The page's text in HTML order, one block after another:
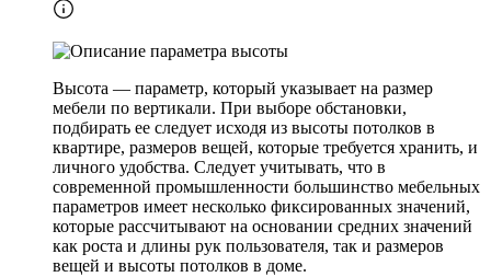
Высота — параметр, который указывает на размер
мебели по вертикали. При выборе обстановки,
подбирать ее следует исходя из высоты потолков в
квартире, размеров вещей, которые требуется хранить, и
личного удобства. Следует учитывать, что в
современной промышленности большинство мебельных
параметров имеет несколько фиксированных значений,
которые рассчитывают на основании средних значений
как роста и длины рук пользователя, так и размеров
вещей и высоты потолков в доме.